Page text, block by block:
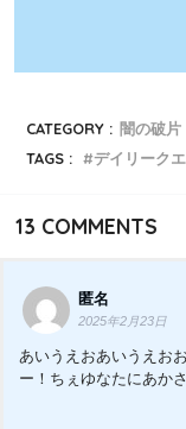
CATEGORY : 闇の破片
TAGS :
デイリーク
13 COMMENTS
匿名
2025年2月23日
あいうえおあいうえお
ー！ちぇゆなたにあかさ